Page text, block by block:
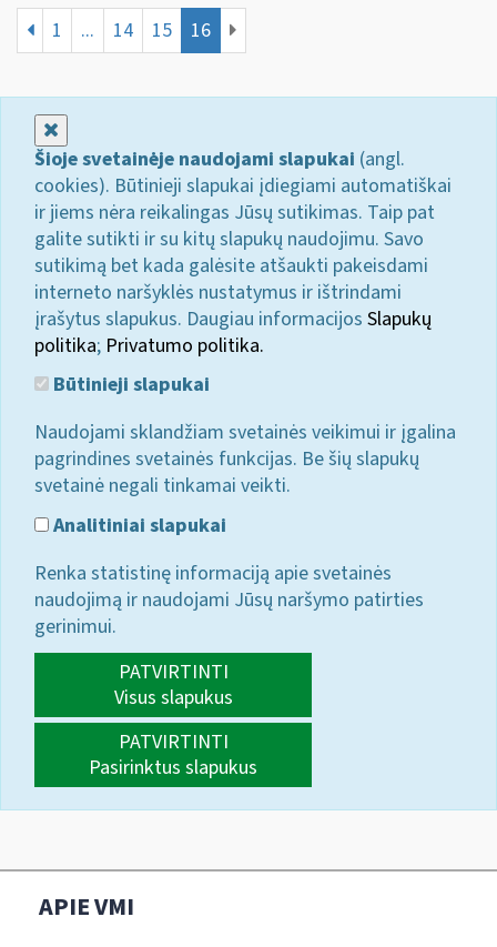
1 ... 14 15 16
Šioje svetainėje naudojami slapukai (angl.
cookies). Būtinieji slapukai įdiegiami automatiškai
ir jiems nėra reikalingas Jūsų sutikimas. Taip pat
galite sutikti ir su kitų slapukų naudojimu. Savo
sutikimą bet kada galėsite atšaukti pakeisdami
interneto naršyklės nustatymus ir ištrindami
įrašytus slapukus. Daugiau informacijos Slapukų
politika; Privatumo politika.
Būtinieji slapukai
Naudojami sklandžiam svetainės veikimui ir įgalina
pagrindines svetainės funkcijas. Be šių slapukų
svetainė negali tinkamai veikti.
Analitiniai slapukai
Renka statistinę informaciją apie svetainės
naudojimą ir naudojami Jūsų naršymo patirties
gerinimui.
PATVIRTINTI
Visus slapukus
PATVIRTINTI
Pasirinktus slapukus
APIE VMI